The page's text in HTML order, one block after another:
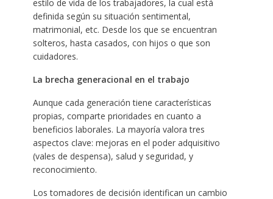
estilo de vida de los trabajadores, la cual está
definida según su situación sentimental,
matrimonial, etc. Desde los que se encuentran
solteros, hasta casados, con hijos o que son
cuidadores.
La brecha generacional en el trabajo
Aunque cada generación tiene características
propias, comparte prioridades en cuanto a
beneficios laborales. La mayoría valora tres
aspectos clave: mejoras en el poder adquisitivo
(vales de despensa), salud y seguridad, y
reconocimiento.
Los tomadores de decisión identifican un cambio